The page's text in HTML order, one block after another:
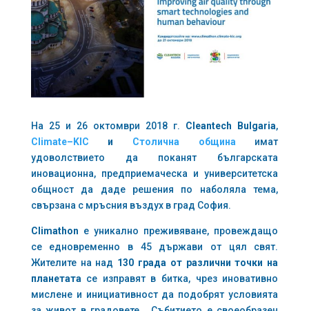
На 25 и 26 октомври 2018 г. Cleantech Bulgaria,
Climate– KIC и Столична община имат
удоволствието да поканят българската
иновационна, предприемаческа и университетска
общност да даде решения по наболяла тема,
свързана с мръсния въздух в град София.
Climathon е уникално преживяване, провеждащо
се едновременно в 45 държави от цял свят.
Жителите на над 130 града от различни точки на
планетата се изправят в битка, чрез иновативно
мислене и инициативност да подобрят условията